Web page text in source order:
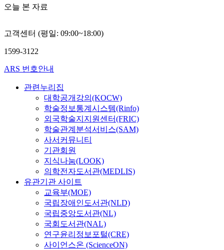
오늘 본 자료
고객센터 (평일: 09:00~18:00)
1599-3122
ARS 번호안내
관련누리집
대학공개강의(KOCW)
학술정보통계시스템(Rinfo)
외국학술지지원센터(FRIC)
학술관계분석서비스(SAM)
사서커뮤니티
기관회원
지식나눔(LOOK)
의학전자도서관(MEDLIS)
유관기관 사이트
교육부(MOE)
국립장애인도서관(NLD)
국립중앙도서관(NL)
국회도서관(NAL)
연구윤리정보포털(CRE)
사이언스온 (ScienceON)